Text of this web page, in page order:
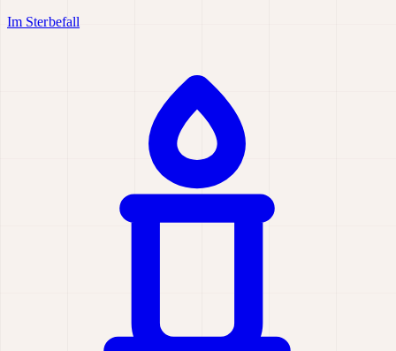
Im Sterbefall